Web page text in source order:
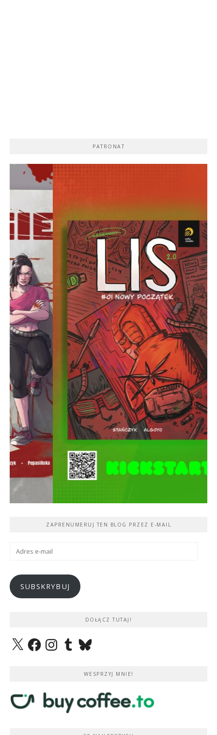
PATRONAT
ZAPRENUMERUJ TEN BLOG PRZEZ E-MAIL
Adres
SUBSKRYBUJ
DOŁĄCZ TUTAJ!
X FacebookInstagramTumblrBluesky
WESPRZYJ MNIE!